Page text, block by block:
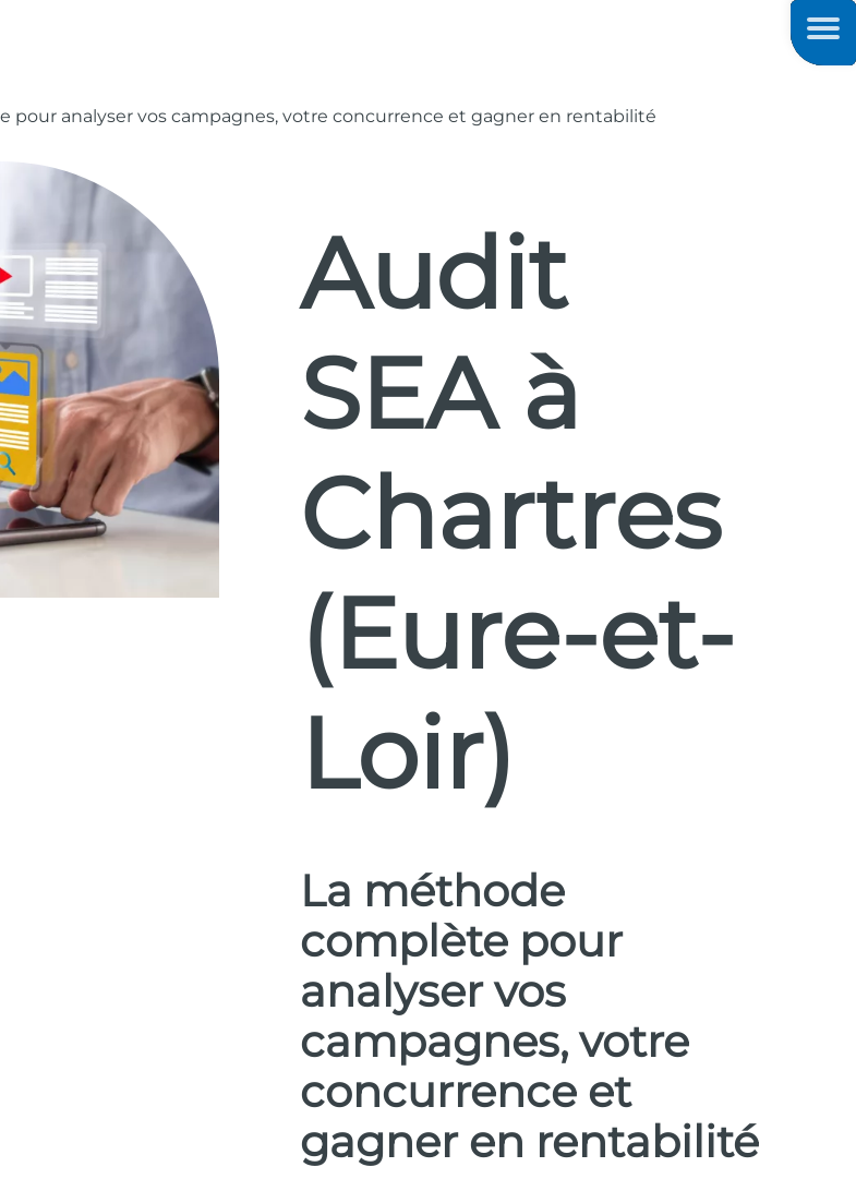
pour analyser vos campagnes, votre concurrence et gagner en rentabilité
Audit
SEA à
Chartres
(Eure-et-
Loir)
La méthode
complète pour
analyser vos
campagnes, votre
concurrence et
gagner en rentabilité